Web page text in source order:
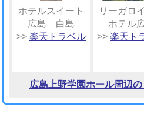
ホテルスイート
広島 白島
>> 楽天トラベル
リーガロ
ホテル
>> 楽天ト
広島上野学園ホール周辺